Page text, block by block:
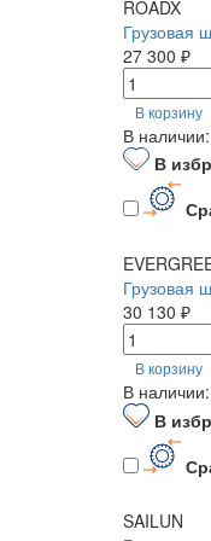
ROADX
Грузовая
27 300 ₽
В корзину
В
В
Грузовая
30 130 ₽
В корзину
В
В
SAILUN